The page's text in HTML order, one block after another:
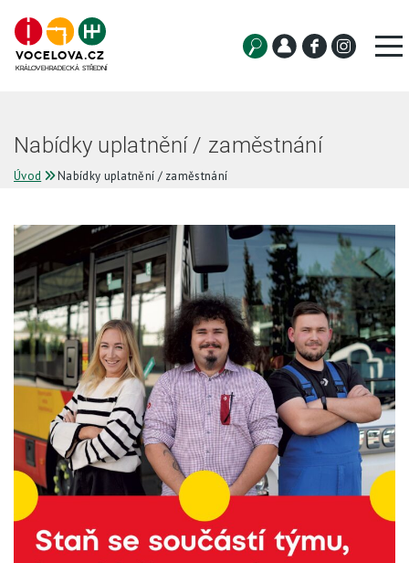
VOCELOVA.CZ
KRÁLOVEHRADECKÁ STŘEDNÍ
Uchazeč
Student
O škole
Projekty
Galerie
Aktuality
Nabídky uplatnění / zaměstnání
Úvod Nabídky uplatnění / zaměstnání